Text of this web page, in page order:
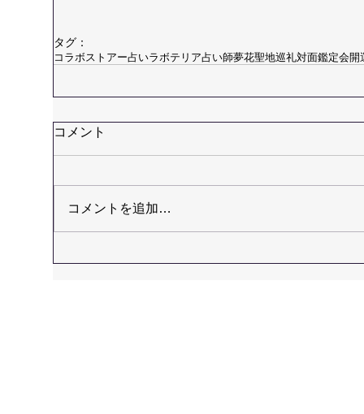
タグ：
コラボストアー占いラボテリア占い師夢花聖地巡礼対面鑑定会開
コメント
コメントを追加…